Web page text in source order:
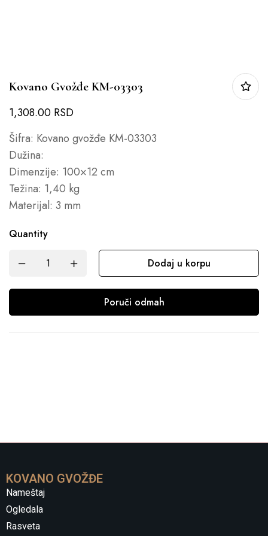
Kovano Gvožđe KM-03303
1,308.00 RSD
Šifra: Kovano gvožđe KM-03303
Dužina:
Dimenzije: 100×12 cm
Težina: 1,40 kg
Materijal: 3 mm
Quantity
Dodaj u korpu
Poruči odmah
KOVANO GVOŽĐE
Nameštaj
Ogledala
Rasveta